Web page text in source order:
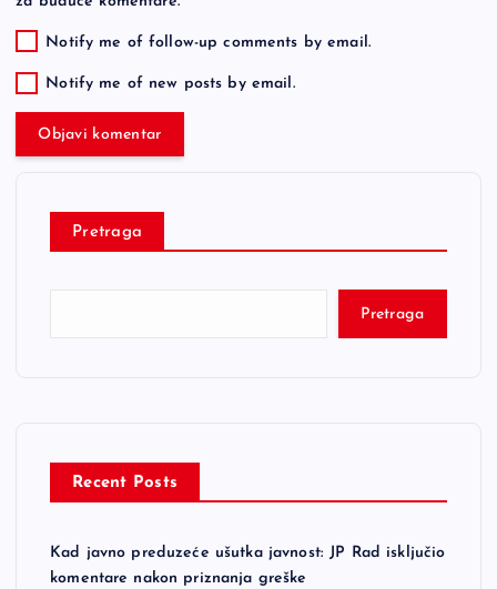
Notify me of follow-up comments by email.
Notify me of new posts by email.
Pretraga
Pretraga
Recent Posts
Kad javno preduzeće ušutka javnost: JP Rad isključio
komentare nakon priznanja greške